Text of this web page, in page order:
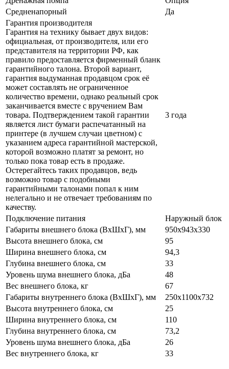
Средненапорный
Да
Гарантия производителя
Гарантия на технику бывает двух видов:
официальная, от производителя, или его
представителя на территории РФ, как
правило предоставляется фирменный бланк
гарантийного талона. Второй вариант,
гарантия выдуманная продавцом срок её
может составлять не ограниченное
количество времени, однако реальный срок
заканчивается вместе с вручением Вам
товара. Подтверждением такой гарантии
является лист бумаги распечатанный на
принтере (в лучшем случаи цветном) с
указанием адреса гарантийной мастерской,
которой возможно платят за ремонт, но
только пока товар есть в продаже.
Остерегайтесь таких продавцов, ведь
возможно товар с подобными
гарантийными талонами попал к ним
нелегально и не отвечает требованиям по
качеству.
3 года
Подключение питания
Наружный блок
Габариты внешнего блока (ВхШхГ), мм
950х943х330
Высота внешнего блока, см
95
Ширина внешнего блока, см
94,3
Глубина внешнего блока, см
33
Уровень шума внешнего блока, дБа
48
Вес внешнего блока, кг
67
Габариты внутреннего блока (ВхШхГ), мм
250х1100х732
Высота внутреннего блока, см
25
Ширина внутреннего блока, см
110
Глубина внутреннего блока, см
73,2
Уровень шума внешнего блока, дБа
26
Вес внутреннего блока, кг
33